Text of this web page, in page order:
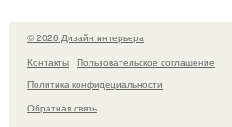
© 2026 Дизайн интерьера
Контакты
Пользовательское соглашение
Политика конфидециальности
Обратная связь